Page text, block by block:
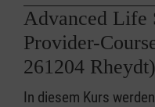
Advanced Life
Provider-
261204 Rheydt)
In diesem Kurs